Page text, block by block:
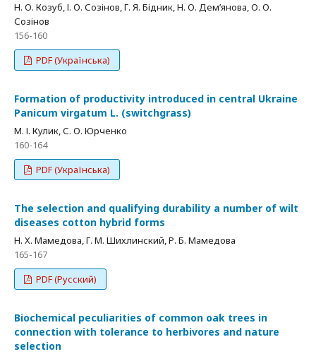
Н. О. Козуб, І. О. Созінов, Г. Я. Бідник, Н. О. Дем’янова, О. О.
Созінов
156-160
PDF (Українська)
Formation of productivity introduced in central Ukraine
Panicum virgatum L. (switchgrass)
М. І. Кулик, С. О. Юрченко
160-164
PDF (Українська)
The selection and qualifying durability a number of wilt
diseases cotton hybrid forms
Н. Х. Мамедова, Г. М. Шихлинский, Р. Б. Мамедова
165-167
PDF (Русский)
Biochemical peculiarities of common oak trees in
connection with tolerance to herbivores and nature
selection